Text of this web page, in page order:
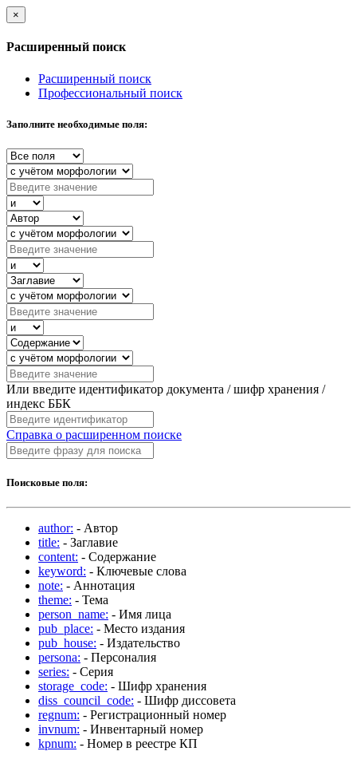
×
Расширенный поиск
Расширенный поиск
Профессиональный поиск
Заполните необходимые поля:
Или введите идентификатор документа / шифр хранения /
индекс ББК
Справка о расширенном поиске
Поисковые поля:
author: - Автор
title: - Заглавие
content: - Содержание
keyword: - Ключевые слова
note: - Аннотация
theme: - Тема
person_name: - Имя лица
pub_place: - Место издания
pub_house: - Издательство
persona: - Персоналия
series: - Серия
storage_code: - Шифр хранения
diss_council_code: - Шифр диссовета
regnum: - Регистрационный номер
invnum: - Инвентарный номер
kpnum: - Номер в реестре КП